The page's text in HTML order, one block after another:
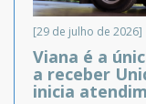
[29 de julho de 2026]
Viana é a
a receber
inicia